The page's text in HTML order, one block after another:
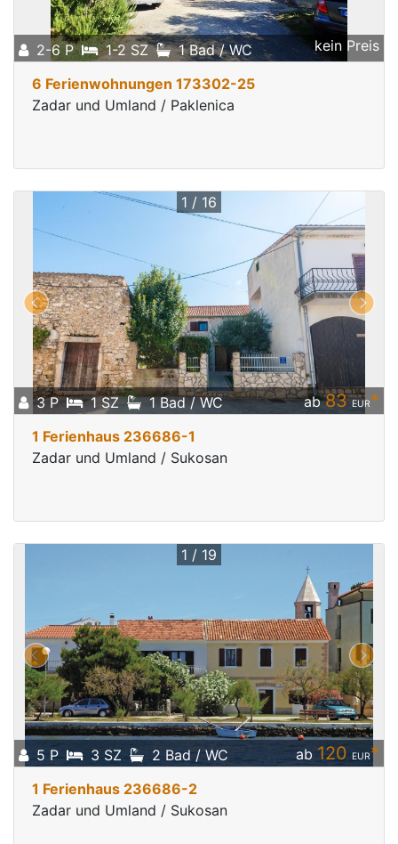
2-6 P 1-2 SZ 1 Bad / WC kein Preis
6 Ferienwohnungen 173302-25
Zadar und Umland / Paklenica
3 P 1 SZ 1 Bad / WC ab83 EUR*
1 / 16
1 Ferienhaus 236686-1
Zadar und Umland / Sukosan
5 P 3 SZ 2 Bad / WC ab 120 EUR*
1 / 19
1 Ferienhaus 236686-2
Zadar und Umland / Sukosan